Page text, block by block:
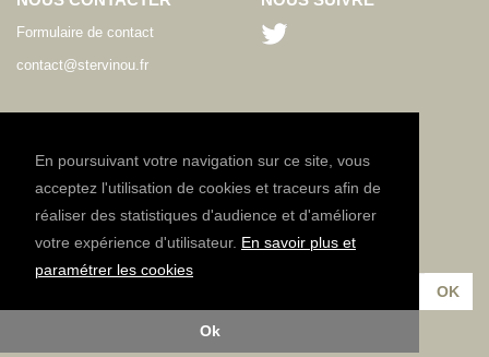
En poursuivant votre navigation sur ce site, vous
acceptez l'utilisation de cookies et traceurs afin de
réaliser des statistiques d'audience et d'améliorer
votre expérience d'utilisateur. En savoir plus et
paramétrer les cookies
Ok
Formulaire de contact
contact@stervinou.fr
FR
NEWSLETTER
Inscrivez-vous à notre lettre d'information :